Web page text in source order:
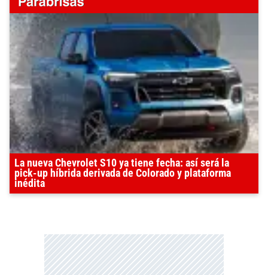
La nueva Chevrolet S10 ya tiene fecha: así será la
pick-up híbrida derivada de Colorado y plataforma
inédita